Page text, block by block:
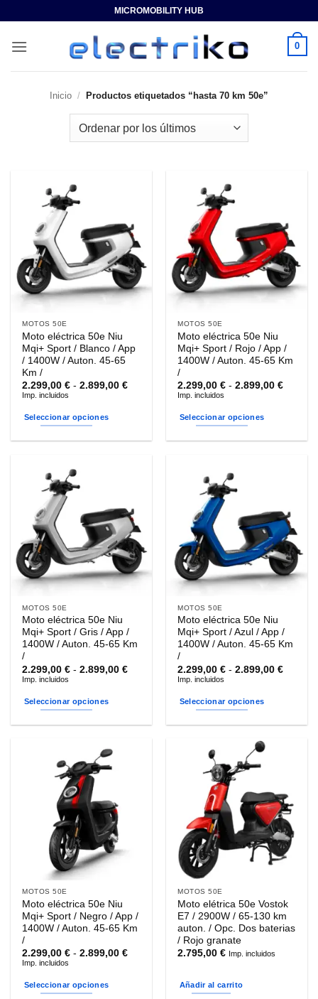
contenido
MICROMOBILITY HUB
0
Inicio / Productos etiquetados “hasta 70 km 50e”
MOTOS 50E
Moto eléctrica 50e Niu
Mqi+ Sport / Blanco / App
/ 1400W / Auton. 45-65
Km /
2.299,00€ - 2.899,00€Rango
2.899,00 €
Imp. incluidos
Seleccionar opciones
múltiples
variantes.
opciones
se
pueden
elegir
en
página
de
producto
MOTOS 50E
Moto eléctrica 50e Niu
Mqi+ Sport / Rojo / App /
1400W / Auton. 45-65 Km
/
2.299,00€ - 2.899,00€Rango
Imp. incluidos
Seleccionar opciones
múltiples
variantes.
opciones
pueden
elegir
en
página
de
producto
MOTOS 50E
Moto eléctrica 50e Niu
Mqi+ Sport / Gris / App /
1400W / Auton. 45-65 Km
/
2.299,00€ - 2.899,00€Rango
2.899,00 €
Imp. incluidos
Seleccionar opciones
múltiples
variantes.
opciones
pueden
página
de
producto
MOTOS 50E
Moto eléctrica 50e Niu
Mqi+ Sport / Azul / App /
1400W / Auton. 45-65 Km
/
2.299,00€ - 2.899,00€Rango
Imp. incluidos
Seleccionar opciones
múltiples
variantes.
opciones
se
pueden
elegir
en
página
de
producto
MOTOS 50E
Moto eléctrica 50e Niu
Mqi+ Sport / Negro / App /
1400W / Auton. 45-65 Km
/
2.299,00€ - 2.899,00€Rango
Imp. incluidos
Seleccionar opciones
MOTOS 50E
Moto elétrica 50e Vostok
E7 / 2900W / 65-130 km
auton. / Opc. Dos baterias
/ Rojo granate
2.795,00€ Imp. incluidos
Añadir al carrito